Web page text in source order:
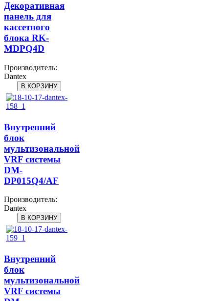
Декоративная
панель для
кассетного
блока RK-
MDPQ4D
Производитель:
Dantex
Внутренний
блок
мультизональной
VRF системы
DM-
DP015Q4/AF
Производитель:
Dantex
Внутренний
блок
мультизональной
VRF системы